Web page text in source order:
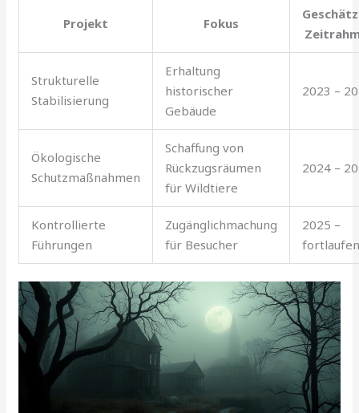
Projekt Fokus
Strukturelle
Stabilisierung
Erhaltung
historischer
Gebäude
2023 –
Ökologische
Schutzmaßnahmen
Schaffung von
Rückzugsräumen
für Wildtiere
2024 –
Kontrollierte
Führungen
Zugänglichmachung
für Besucher
2025 –